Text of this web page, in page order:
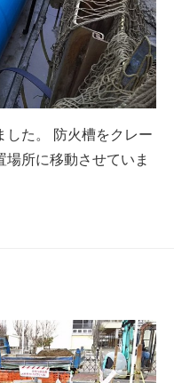
した。 防火槽をクレー
場所に移動させていま